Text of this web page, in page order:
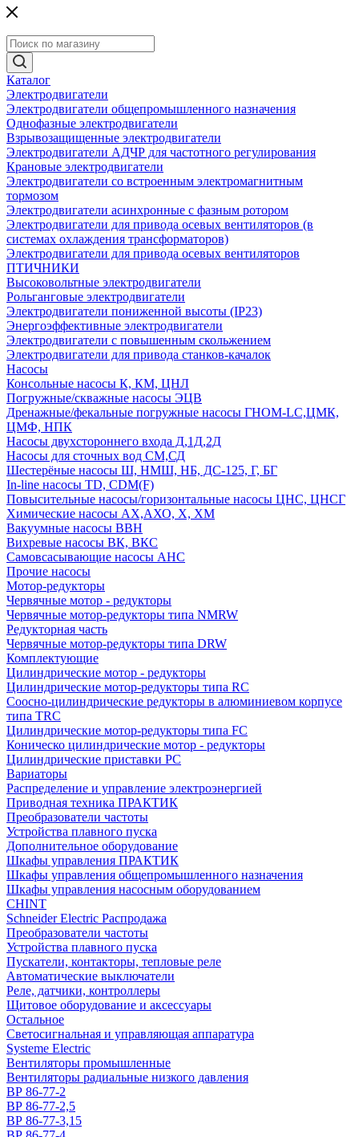
Каталог
Электродвигатели
Электродвигатели общепромышленного назначения
Однофазные электродвигатели
Взрывозащищенные электродвигатели
Электродвигатели АДЧР для частотного регулирования
Крановые электродвигатели
Электродвигатели со встроенным электромагнитным
тормозом
Электродвигатели асинхронные с фазным ротором
Электродвигатели для привода осевых вентиляторов (в
системах охлаждения трансформаторов)
Электродвигатели для привода осевых вентиляторов
ПТИЧНИКИ
Высоковольтные электродвигатели
Рольганговые электродвигатели
Электродвигатели пониженной высоты (IP23)
Энергоэффективные электродвигатели
Электродвигатели с повышенным скольжением
Электродвигатели для привода станков-качалок
Насосы
Консольные насосы К, КМ, ЦНЛ
Погружные/скважные насосы ЭЦВ
Дренажные/фекальные погружные насосы ГНОМ-LC,ЦМК,
ЦМФ, НПК
Насосы двухстороннего входа Д,1Д,2Д
Насосы для сточных вод СМ,СД
Шестерёные насосы Ш, НМШ, НБ, ДС-125, Г, БГ
In-line насосы TD, CDM(F)
Повысительные насосы/горизонтальные насосы ЦНС, ЦНСГ
Химические насосы АХ,АХО, Х, ХМ
Вакуумные насосы ВВН
Вихревые насосы ВК, ВКС
Самовсасывающие насосы АНС
Прочие насосы
Мотор-редукторы
Червячные мотор - редукторы
Червячные мотор-редукторы типа NMRW
Редукторная часть
Червячные мотор-редукторы типа DRW
Комплектующие
Цилиндрические мотор - редукторы
Цилиндрические мотор-редукторы типа RC
Соосно-цилиндрические редукторы в алюминиевом корпусе
типа TRC
Цилиндрические мотор-редукторы типа FC
Коническо цилиндрические мотор - редукторы
Цилиндрические приставки PC
Вариаторы
Распределение и управление электроэнергией
Приводная техника ПРАКТИК
Преобразователи частоты
Устройства плавного пуска
Дополнительное оборудование
Шкафы управления ПРАКТИК
Шкафы управления общепромышленного назначения
Шкафы управления насосным оборудованием
CHINT
Schneider Electric Распродажа
Преобразователи частоты
Устройства плавного пуска
Пускатели, контакторы, тепловые реле
Автоматические выключатели
Реле, датчики, контроллеры
Щитовое оборудование и аксессуары
Остальное
Светосигнальная и управляющая аппаратура
Systeme Electric
Вентиляторы промышленные
Вентиляторы радиальные низкого давления
ВР 86-77-2
ВР 86-77-2,5
ВР 86-77-3,15